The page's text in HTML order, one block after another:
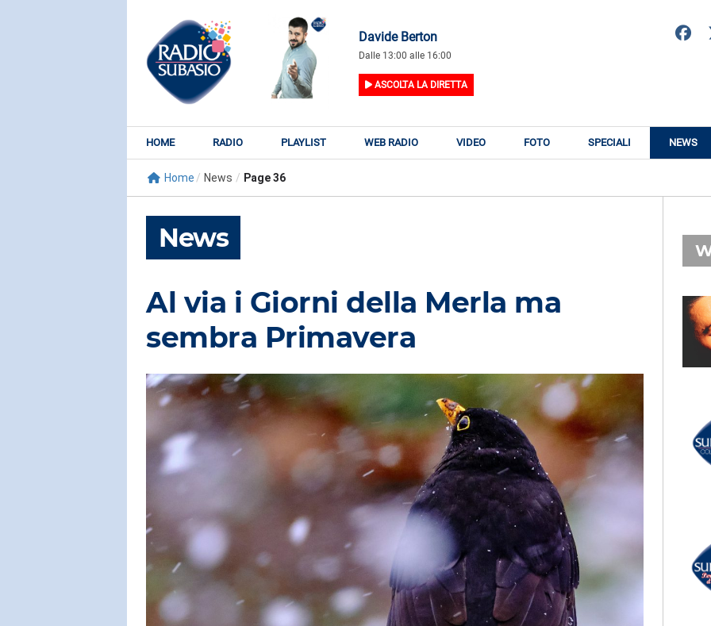
Davide Berton
Dalle 13:00 alle 16:00
ASCOLTA LA DIRETTA
HOME RADIO PLAYLIST WEB RADIO VIDEO FOTO SPECIALI NEWS
Home / News / Page 36
News
Al via i Giorni della Merla ma
sembra Primavera
RADIO SUBY
KATY PERRY
SUBASIO COLLECTION
LUCIO BATTISTI
SUBASIO PER UN'ORA D'AMORE
Subasio Per Un'Ora
D'Amore
Ogni canzone,
un'emozione
RADIO SUBASIO
RADIO SUBASIO +
SERENA BRANCALE,
LEVANTE, DELIA
Al Mio Paese
RADIO SUBASIO DISCO CLUB
WILL.I.AM
Scream & Shout